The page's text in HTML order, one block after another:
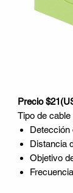
Precio
Tipo de
Detección
Distancia
Objetivo